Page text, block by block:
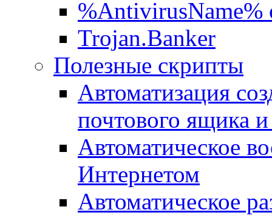
Trojan.Banker
Полезные скрипты
Автоматизация
почтового ящика
Автоматическое
Интернетом
Автоматическое